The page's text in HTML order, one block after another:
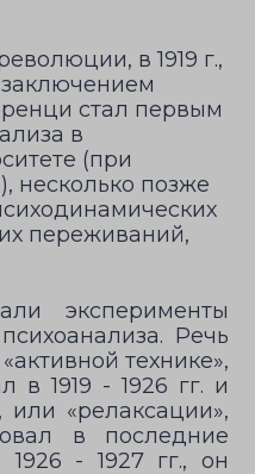
в 1919 г.,
стал первым
в
(при
несколько позже
переживаний,
эксперименты
Речь
технике»,
в 1919 - 1926 гг. и
или «релаксации»,
в последние
- 1927 гг., он